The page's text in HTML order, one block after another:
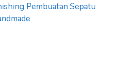
Pembuatan Sepatu